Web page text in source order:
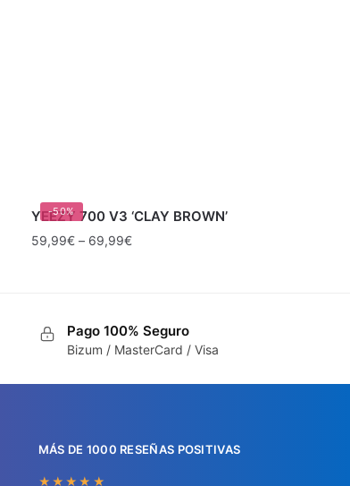
-50%
YEEZY 700 V3 ‘CLAY BROWN’
59,99€– 69,99€
Pago 100% Seguro
Bizum / MasterCard / Visa
MÁS DE 1000 RESEÑAS POSITIVAS
★★★★★